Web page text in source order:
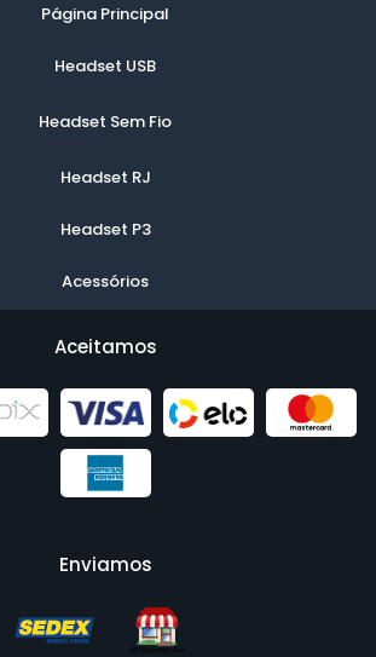
Página Principal
Headset USB
Headset Sem Fio
Headset RJ
Headset P3
Acessórios
Aceitamos
Enviamos